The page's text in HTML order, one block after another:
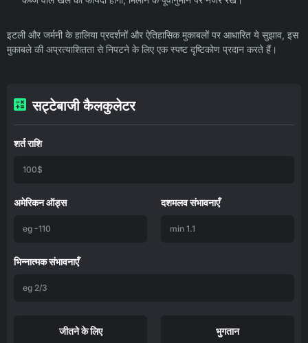
इटली और जर्मनी के हालिया प्रदर्शनों और ऐतिहासिक मुकाबलों पर आधारित ये सुझाव, इस
मुकाबले की अप्रत्याशितता से निपटने के लिए एक स्पष्ट दृष्टिकोण प्रदान करते हैं।
सट्टेबाजी कैलकुलेटर
शर्त राशि
अमेरिकन ऑड्स दशमलव संभावनाएँ
भिन्नात्मक संभावनाएँ
जीतने के लिए भुगतान